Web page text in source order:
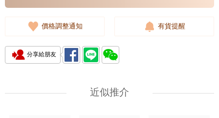
價格調整通知 有貨提醒
分享給朋友
近似推介